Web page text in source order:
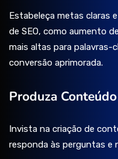
Estabeleça metas claras
de SEO, como aumento
mais altas para palavras-
conversão aprimorada.
Produza
Invista na criação de
responda às perguntas e